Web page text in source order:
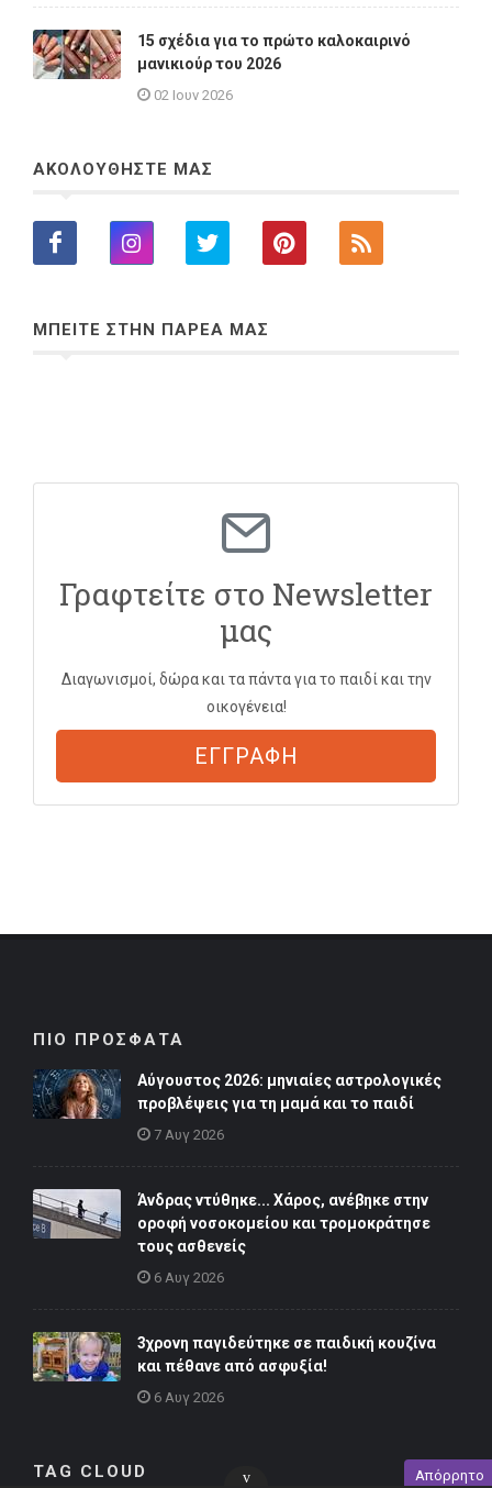
15 σχέδια για το πρώτο καλοκαιρινό
μανικιούρ του 2026
02 Ιουν 2026
ΑΚΟΛΟΥΘΗΣΤΕ ΜΑΣ
ΜΠΕΙΤΕ ΣΤΗΝ ΠΑΡΕΑ ΜΑΣ
Γραφτείτε στο Newsletter
μας
Διαγωνισμοί, δώρα και τα πάντα για το παιδί και την
οικογένεια!
ΕΓΓΡΑΦΗ
ΠΙΟ ΠΡΟΣΦΑΤΑ
Αύγουστος 2026: μηνιαίες αστρολογικές
προβλέψεις για τη μαμά και το παιδί
7 Αυγ 2026
Άνδρας ντύθηκε... Χάρος, ανέβηκε στην
οροφή νοσοκομείου και τρομοκράτησε
τους ασθενείς
6 Αυγ 2026
3χρονη παγιδεύτηκε σε παιδική κουζίνα
και πέθανε από ασφυξία!
6 Αυγ 2026
TAG CLOUD Απόρρητο
v